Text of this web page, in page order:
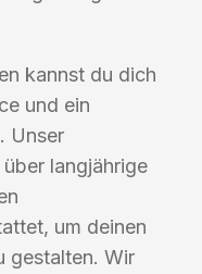
kannst du dich
und ein
Unser
langjährige
um deinen
gestalten. Wir